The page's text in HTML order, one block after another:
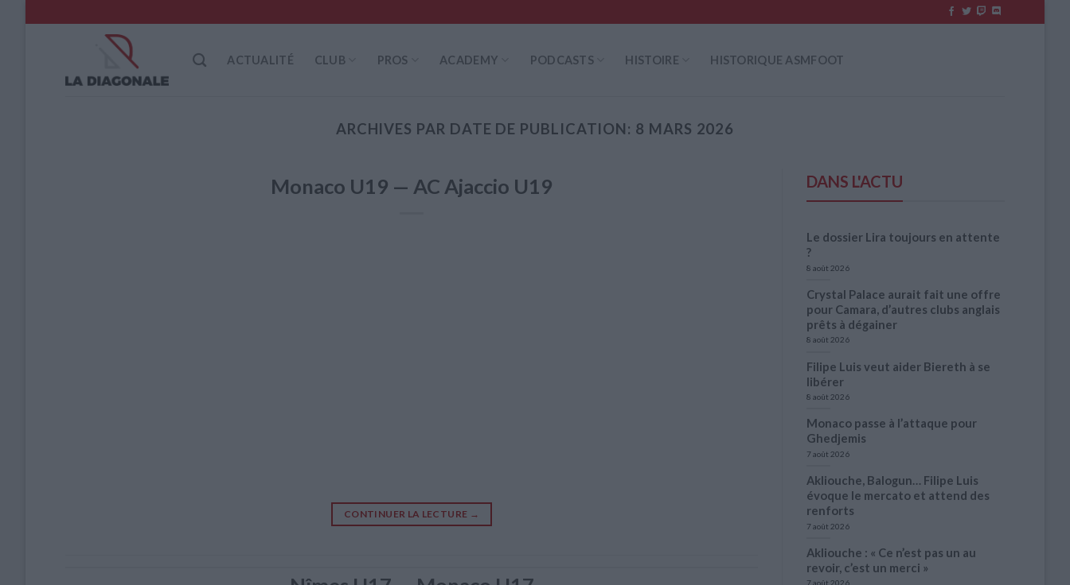
to
ACTUALITÉ CLUB PROS ACADEMY PODCASTS HISTOIRE HISTORIQUE ASMFOOT
ARCHIVES PAR DATE DE PUBLICATION: 8 MARS 2026
Monaco U19 — AC Ajaccio U19
CONTINUER LA LECTURE →
DANS L'ACTU
Le dossier Lira toujours en attente
?
8 août 2026
Crystal Palace aurait fait une offre
pour Camara, d’autres clubs anglais
prêts à dégainer
8 août 2026
Filipe Luis veut aider Biereth à se
libérer
8 août 2026
Monaco passe à l’attaque pour
Ghedjemis
7 août 2026
Akliouche, Balogun… Filipe Luis
évoque le mercato et attend des
renforts
7 août 2026
Akliouche : « Ce n’est pas un au
revoir, c’est un merci »
7 août 2026